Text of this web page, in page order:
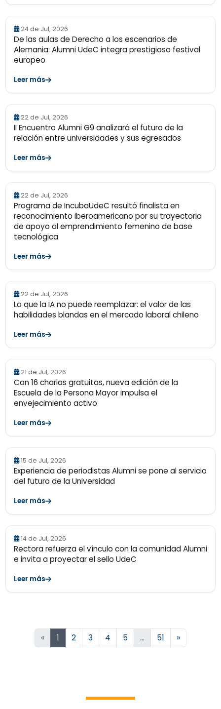
24 de Jul, 2026
De las aulas de Derecho a los escenarios de
Alemania: Alumni UdeC integra prestigioso festival
europeo
Leer más
22 de Jul, 2026
II Encuentro Alumni G9 analizará el futuro de la
relación entre universidades y sus egresados
Leer más
22 de Jul, 2026
Programa de IncubaUdeC resultó finalista en
reconocimiento iberoamericano por su trayectoria
de apoyo al emprendimiento femenino de base
tecnológica
Leer más
22 de Jul, 2026
Lo que la IA no puede reemplazar: el valor de las
habilidades blandas en el mercado laboral chileno
Leer más
21 de Jul, 2026
Con 16 charlas gratuitas, nueva edición de la
Escuela de la Persona Mayor impulsa el
envejecimiento activo
Leer más
15 de Jul, 2026
Experiencia de periodistas Alumni se pone al servicio
del futuro de la Universidad
Leer más
14 de Jul, 2026
Rectora refuerza el vínculo con la comunidad Alumni
e invita a proyectar el sello UdeC
Leer más
« 1 2 3 4 5 … 51 »Siguiente